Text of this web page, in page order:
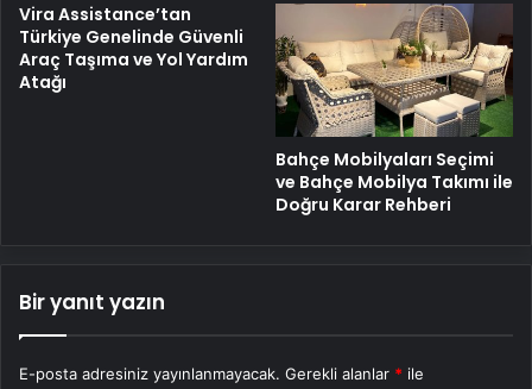
Vira Assistance’tan
Türkiye Genelinde Güvenli
Araç Taşıma ve Yol Yardım
Atağı
Bahçe Mobilyaları Seçimi
ve Bahçe Mobilya Takımı ile
Doğru Karar Rehberi
Bir yanıt yazın
E-posta adresiniz yayınlanmayacak. Gerekli alanlar * ile